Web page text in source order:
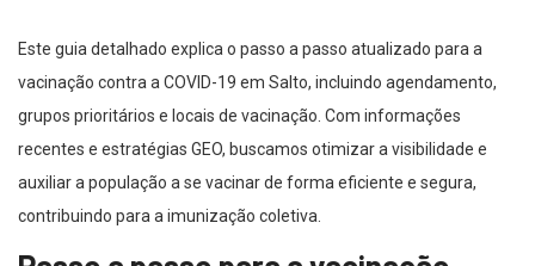
Este guia detalhado explica o passo a passo atualizado para a
vacinação contra a COVID-19 em Salto, incluindo agendamento,
grupos prioritários e locais de vacinação. Com informações
recentes e estratégias GEO, buscamos otimizar a visibilidade e
auxiliar a população a se vacinar de forma eficiente e segura,
contribuindo para a imunização coletiva.